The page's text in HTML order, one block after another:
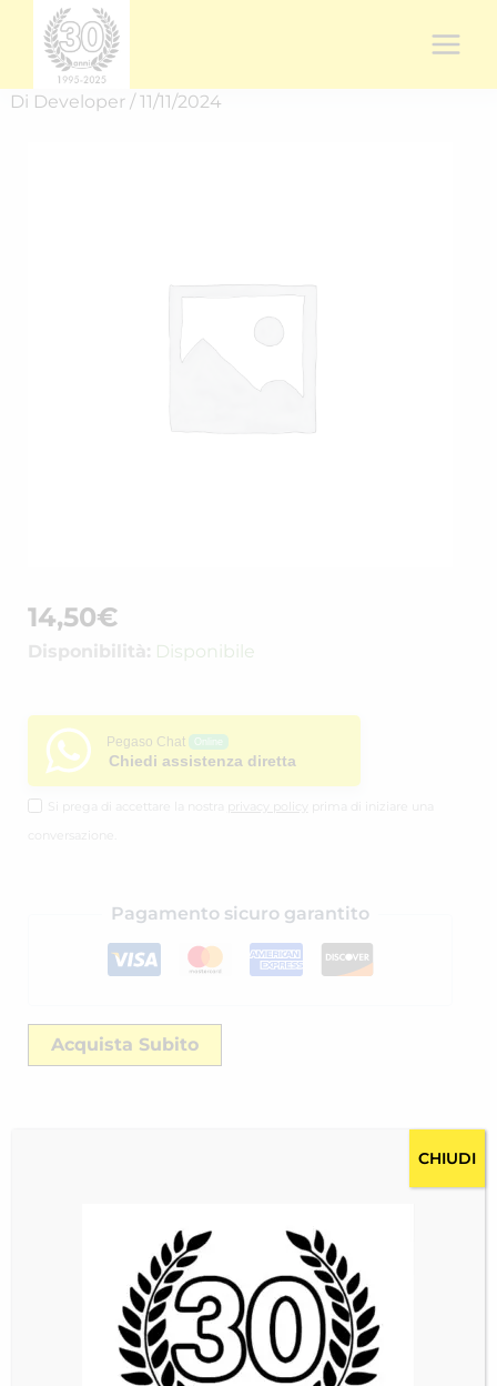
contenuto
Di Developer /11/11/2024
14,50€
Disponibilità: Disponibile
Pegaso Chat
Chiedi assistenza diretta
Si prega di accettare la nostra privacy policy
prima di iniziare una
Pagamento sicuro garantito
Acquista Subito
CHIUDI